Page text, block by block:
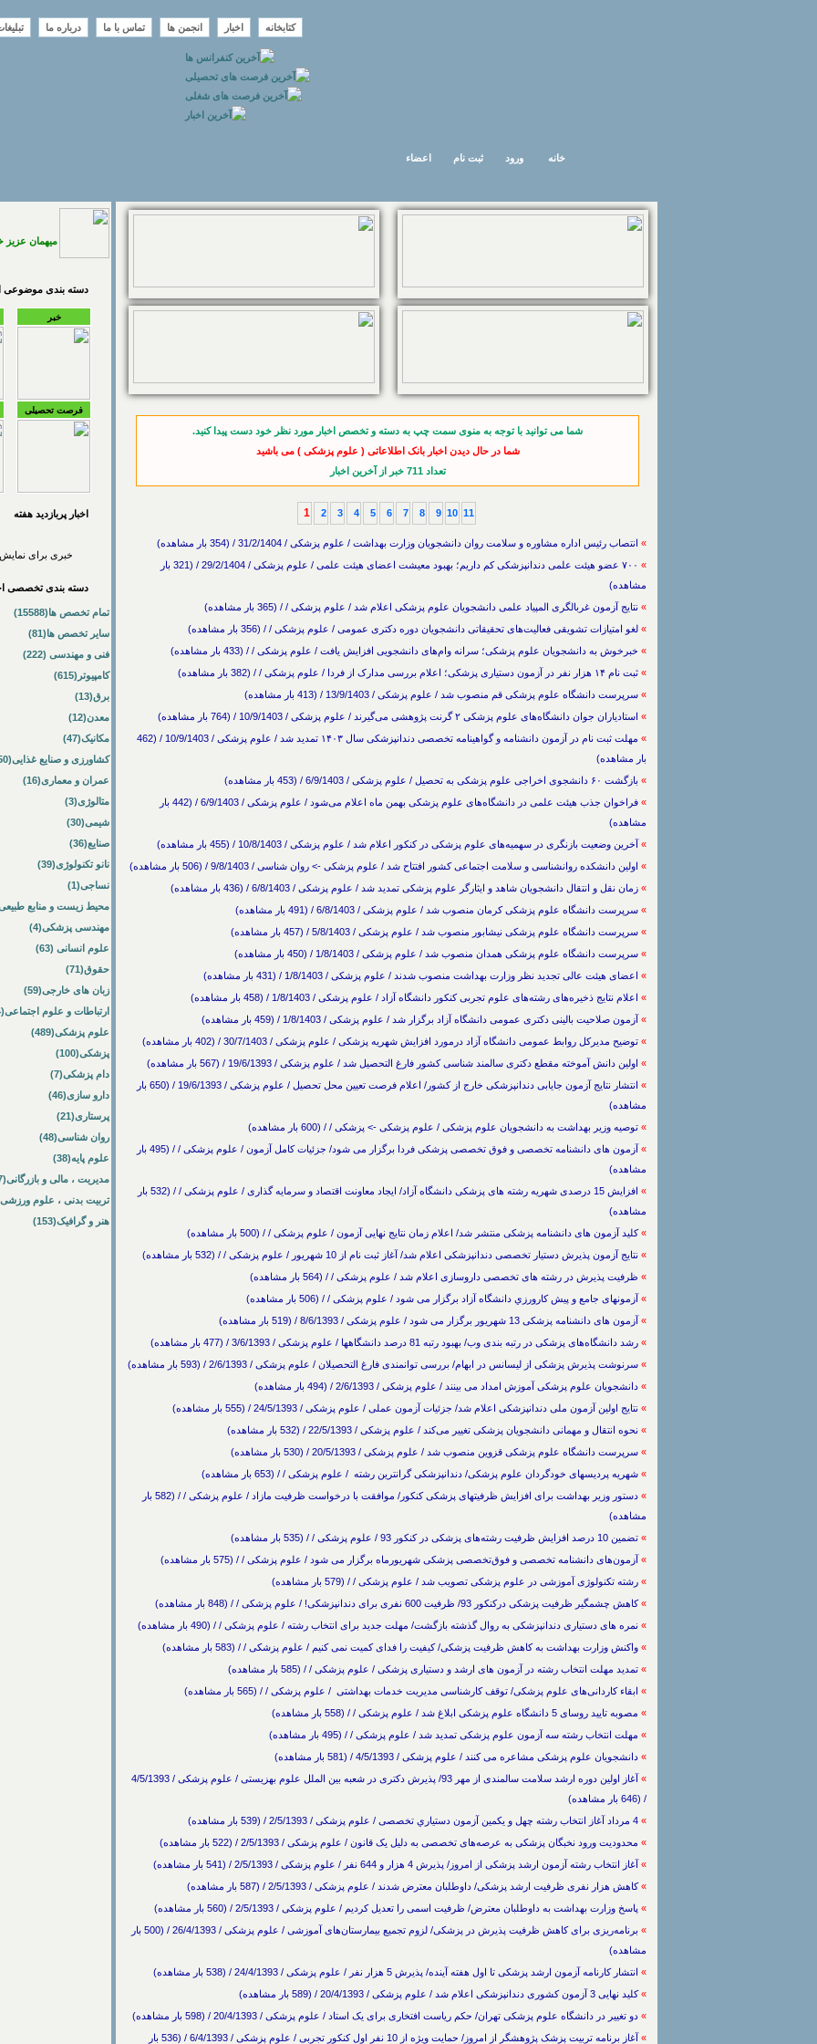
کتابخانه اخبار انجمن ها تماس با ما درباره ما
اعضاء ثبت نام ورود خانه
شما می توانید با توجه به منوی سمت چپ به دسته و تخصص اخبار مورد نظر خود دست پیدا کنید.
شما در حال دیدن اخبار بانک اطلاعاتی ( علوم پزشکی ) می باشید
تعداد 711 خبر از آخرین اخبار
11
10
9
8
7
6
5
4
3
2
1
» انتصاب رئیس اداره مشاوره و سلامت روان دانشجویان وزارت بهداشت / علوم پزشکی / 31/2/1404 / (354 بار مشاهده)
»
۷۰۰ عضو هیئت علمی دندانپزشکی کم داریم؛ بهبود معیشت اعضای هیئت علمی / علوم پزشکی / 29/2/1404 / (321 بار
مشاهده)
» نتایج آزمون غربالگری المپیاد علمی دانشجویان علوم پزشکی اعلام شد / علوم پزشکی / / (365 بار مشاهده)
» لغو امتیازات تشویقی فعالیت‌های تحقیقاتی دانشجویان دوره دکتری عمومی / علوم پزشکی / / (356 بار مشاهده)
» خبرخوش به دانشجویان علوم پزشکی؛ سرانه وام‌های دانشجویی افزایش یافت / علوم پزشکی / / (433 بار مشاهده)
» ثبت نام ۱۴ هزار نفر در آزمون دستیاری پزشکی؛ اعلام بررسی مدارک از فردا / علوم پزشکی / / (382 بار مشاهده)
» سرپرست دانشگاه علوم پزشکی قم منصوب شد / علوم پزشکی / 13/9/1403 / (413 بار مشاهده)
» استادیاران جوان دانشگاه‌های علوم پزشکی ۲ گرنت پژوهشی می‌گیرند / علوم پزشکی / 10/9/1403 / (764 بار مشاهده)
»
مهلت ثبت نام در آزمون دانشنامه و گواهینامه تخصصی دندانپزشکی سال ۱۴۰۳ تمدید شد / علوم پزشکی / 10/9/1403 / (462
بار مشاهده)
» بازگشت ۶۰ دانشجوی اخراجی علوم پزشکی به تحصیل / علوم پزشکی / 6/9/1403 / (453 بار مشاهده)
»
فراخوان جذب هیئت علمی در دانشگاه‌های علوم پزشکی بهمن ماه اعلام می‌شود / علوم پزشکی / 6/9/1403 / (442 بار
مشاهده)
» آخرین وضعیت بازنگری در سهمیه‌های علوم پزشکی در کنکور اعلام شد / علوم پزشکی / 10/8/1403 / (455 بار مشاهده)
» اولین دانشکده روانشناسی و سلامت اجتماعی کشور افتتاح شد / علوم پزشکی -> روان شناسی / 9/8/1403 / (506 بار مشاهده)
» زمان نقل و انتقال دانشجویان شاهد و ایثارگر علوم پزشکی تمدید شد / علوم پزشکی / 6/8/1403 / (436 بار مشاهده)
» سرپرست دانشگاه علوم پزشکی کرمان منصوب شد / علوم پزشکی / 6/8/1403 / (491 بار مشاهده)
» سرپرست دانشگاه علوم پزشکی نیشابور منصوب شد / علوم پزشکی / 5/8/1403 / (457 بار مشاهده)
» سرپرست دانشگاه علوم پزشکی همدان منصوب شد / علوم پزشکی / 1/8/1403 / (450 بار مشاهده)
» اعضای هیئت عالی تجدید نظر وزارت بهداشت منصوب شدند / علوم پزشکی / 1/8/1403 / (431 بار مشاهده)
» اعلام نتایج ذخیره‌های رشته‌های علوم تجربی کنکور دانشگاه آزاد / علوم پزشکی / 1/8/1403 / (458 بار مشاهده)
» آزمون صلاحیت بالینی دکتری عمومی دانشگاه آزاد برگزار شد / علوم پزشکی / 1/8/1403 / (459 بار مشاهده)
» توضیح مدیرکل روابط عمومی دانشگاه آزاد درمورد افزایش شهریه پزشکی / علوم پزشکی / 30/7/1403 / (402 بار مشاهده)
» اولین دانش آموخته مقطع دکتری سالمند شناسی کشور فارغ التحصیل شد / علوم پزشکی / 19/6/1393 / (567 بار مشاهده)
»
انتشار نتایج آزمون جایابی دندانپزشکی خارج از کشور/ اعلام فرصت تعیین محل تحصیل / علوم پزشکی / 19/6/1393 / (650 بار
مشاهده)
» توصیه وزیر بهداشت به دانشجویان علوم پزشکی / علوم پزشکی -> پزشکی / / (600 بار مشاهده)
»
آزمون های دانشنامه تخصصی و فوق تخصصی پزشکی فردا برگزار می شود/ جزئیات کامل آزمون / علوم پزشکی / / (495 بار
مشاهده)
»
افزایش 15 درصدی شهریه رشته های پزشکی دانشگاه آزاد/ ایجاد معاونت اقتصاد و سرمایه گذاری / علوم پزشکی / / (532 بار
مشاهده)
»کلید آزمون های دانشنامه پزشکی منتشر شد/ اعلام زمان نتایج نهایی آزمون / علوم پزشکی / / (500 بار مشاهده)
» نتایج آزمون پذیرش دستیار تخصصی دندانپزشکی اعلام شد/ آغاز ثبت نام از 10 شهریور / علوم پزشکی / / (532 بار مشاهده)
» ظرفیت پذیرش در رشته های تخصصی داروسازی اعلام شد / علوم پزشکی / / (564 بار مشاهده)
» آزمونهای جامع و پيش كارورزي دانشگاه آزاد برگزار می شود / علوم پزشکی / / (506 بار مشاهده)
» آزمون های دانشنامه پزشکی 13 شهریور برگزار می شود / علوم پزشکی / 8/6/1393 / (519 بار مشاهده)
» رشد دانشگاه‌های پزشکی در رتبه بندی وب/ بهبود رتبه 81 درصد دانشگاهها / علوم پزشکی / 3/6/1393 / (477 بار مشاهده)
» سرنوشت پذیرش پزشکی از لیسانس در ابهام/ بررسی توانمندی فارغ التحصیلان / علوم پزشکی / 2/6/1393 / (593 بار مشاهده)
» دانشجویان علوم پزشکی آموزش امداد می بینند / علوم پزشکی / 2/6/1393 / (494 بار مشاهده)
» نتایج اولین آزمون ملی دندانپزشکی اعلام شد/ جزئیات آزمون عملی / علوم پزشکی / 24/5/1393 / (555 بار مشاهده)
» نحوه انتقال و مهمانی دانشجویان پزشکی تغییر می‌کند / علوم پزشکی / 22/5/1393 / (532 بار مشاهده)
» سرپرست دانشگاه علوم پزشکی قزوين منصوب شد / علوم پزشکی / 20/5/1393 / (530 بار مشاهده)
» شهریه پردیس‎های خودگردان علوم پزشکی/ دندانپزشکی گرانترین رشته / علوم پزشکی / / (653 بار مشاهده)
»
دستور وزیر بهداشت برای افزایش ظرفیتهای پزشکی کنکور/ موافقت با درخواست ظرفیت مازاد / علوم پزشکی / / (582 بار
مشاهده)
» تضمین 10 درصد افزایش ظرفیت رشته‌های پزشکی در کنکور 93 / علوم پزشکی / / (535 بار مشاهده)
» آزمون‌های دانشنامه تخصصی و فوق‌تخصصی پزشکی شهریورماه برگزار می‌ شود / علوم پزشکی / / (575 بار مشاهده)
» رشته تکنولوژی آموزشی در علوم پزشکی تصویب شد / علوم پزشکی / / (579 بار مشاهده)
»کاهش چشمگیر ظرفیت پزشکی درکنکور 93/ ظرفیت 600 نفری برای دندانپزشکی! / علوم پزشکی / / (848 بار مشاهده)
» نمره های دستیاری دندانپزشکی به روال گذشته بازگشت/ مهلت جدید برای انتخاب رشته / علوم پزشکی / / (490 بار مشاهده)
» واکنش وزارت بهداشت به کاهش ظرفیت پزشکی/ کیفیت را فدای کمیت نمی کنیم / علوم پزشکی / / (583 بار مشاهده)
» تمدید مهلت انتخاب رشته در آزمون های ارشد و دستیاری پزشکی / علوم پزشکی / / (585 بار مشاهده)
» ابقاء کاردانی‌های علوم پزشکی/ توقف کارشناسی مدیریت خدمات بهداشتی / علوم پزشکی / / (565 بار مشاهده)
» مصوبه تایید روسای 5 دانشگاه علوم پزشکی ابلاغ شد / علوم پزشکی / / (558 بار مشاهده)
» مهلت انتخاب رشته سه آزمون علوم پزشکی تمدید شد / علوم پزشکی / / (495 بار مشاهده)
» دانشجویان علوم پزشکی مشاعره می کنند / علوم پزشکی / 4/5/1393 / (581 بار مشاهده)
»
آغاز اولین دوره ارشد سلامت سالمندی از مهر 93/ پذیرش دکتری در شعبه بین الملل علوم بهزیستی / علوم پزشکی / 4/5/1393
/ (646 بار مشاهده)
» 4 مرداد آغاز انتخاب رشته چهل و يكمين آزمون دستياري تخصصی / علوم پزشکی / 2/5/1393 / (539 بار مشاهده)
» محدودیت ورود نخبگان پزشکی به عرصه‌های تخصصی به دلیل یک قانون / علوم پزشکی / 2/5/1393 / (522 بار مشاهده)
» آغاز انتخاب رشته آزمون ارشد پزشکی از امروز/ پذیرش 4 هزار و 644 نفر / علوم پزشکی / 2/5/1393 / (541 بار مشاهده)
»کاهش هزار نفری ظرفیت ارشد پزشکی/ داوطلبان معترض شدند / علوم پزشکی / 2/5/1393 / (587 بار مشاهده)
» پاسخ وزارت بهداشت به داوطلبان معترض/ ظرفیت اسمی را تعدیل کردیم / علوم پزشکی / 2/5/1393 / (560 بار مشاهده)
»
برنامه‌ریزی برای کاهش ظرفیت پذیرش در پزشکی/ لزوم تجمیع بیمارستان‌های آموزشی / علوم پزشکی / 26/4/1393 / (500 بار
مشاهده)
» انتشار کارنامه آزمون ارشد پزشکی تا اول هفته آینده/ پذیرش 5 هزار نفر / علوم پزشکی / 24/4/1393 / (538 بار مشاهده)
»کلید نهایی 3 آزمون کشوری دندانپزشکی اعلام شد / علوم پزشکی / 20/4/1393 / (589 بار مشاهده)
» دو تغییر در دانشگاه علوم پزشکی تهران/ حکم ریاست افتخاری برای یک استاد / علوم پزشکی / 20/4/1393 / (598 بار مشاهده)
»
آغاز برنامه تربیت پزشک پژوهشگر از امروز/ حمایت ویژه از 10 نفر اول کنکور تجربی / علوم پزشکی / 6/4/1393 / (536 بار
میهمان عزیز
دسته بندی موضوعی
خبر
فرصت تحصیلی
اخبار پربازديد هفته
خبری برای
دسته بندی تخصصی
تمام تخصص ها(15588)
سایر تخصص ها(81)
فنی و مهندسی (222)
کامپیوتر(615)
برق(13)
معدن(12)
مکانیک(47)
کشاورزی و صنایع غذایی(50)
عمران و معماری(16)
متالوژی(3)
شیمی(30)
صنایع(36)
نانو تکنولوژی(39)
نساجی(1)
محیط زیست و منابع
مهندسی پزشکی(4)
علوم انسانی (63)
حقوق(71)
زبان های خارجی(59)
ارتباطات و علوم اجتماعی(84)
علوم پزشکی(489)
پزشکی(100)
دام پزشکی(7)
دارو سازی(46)
پرستاری(21)
روان شناسی(48)
علوم پایه(38)
مدیریت ، مالی و بازرگانی(57)
تربیت بدنی ، علوم
هنر و گرافیک(153)